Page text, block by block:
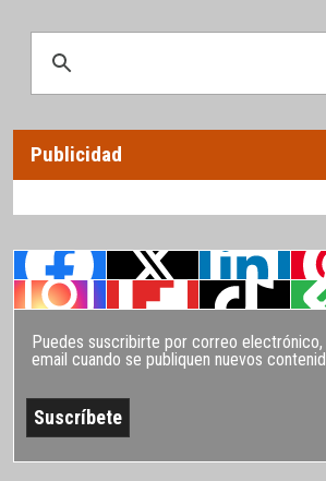
Publicidad
Puedes suscribirte por correo electrónico,
email cuando se publiquen nuevos